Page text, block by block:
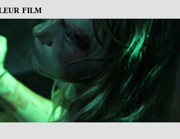
film